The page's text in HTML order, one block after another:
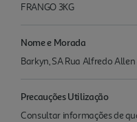
FRANGO 3KG
Nome e Morada
Barkyn, SA Rua Alfredo
Precauções Utilização
Consultar informações de